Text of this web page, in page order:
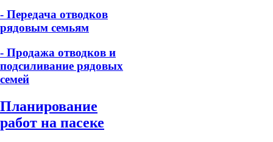
- Передача отводков
рядовым семьям
- Продажа отводков и
подсиливание рядовых
семей
Планирование
работ на пасеке